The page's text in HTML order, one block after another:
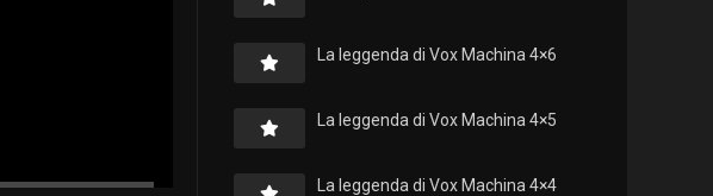
La leggenda di Vox Machina 4×6
La leggenda di Vox Machina 4×5
La leggenda di Vox Machina 4×4